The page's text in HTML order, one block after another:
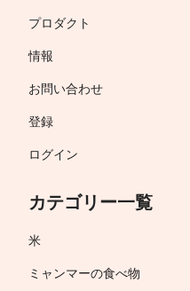
プロダクト
情報
お問い合わせ
登録
ログイン
カテゴリー一覧
米
ミャンマーの食べ物